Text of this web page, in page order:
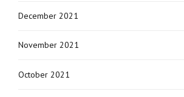
December 2021
November 2021
October 2021